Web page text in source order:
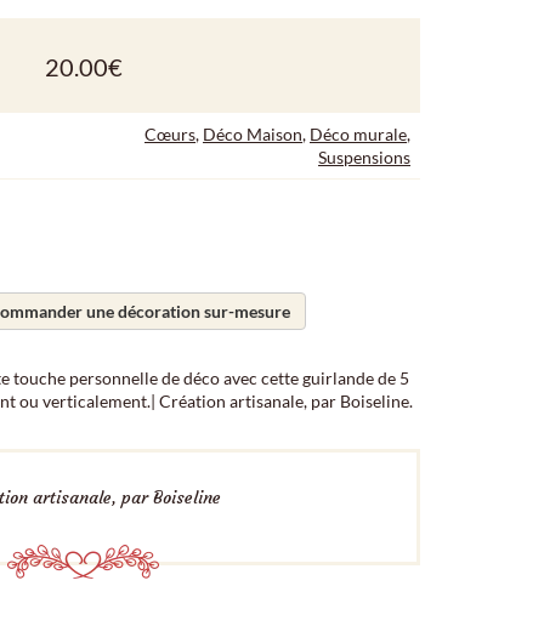
20.00€
Cœurs, Déco Maison, Déco murale,
Suspensions
une décoration sur-mesure
personnelle de déco avec cette guirlande de 5
ou verticalement.| Création artisanale, par Boiseline.
artisanale, par Boiseline